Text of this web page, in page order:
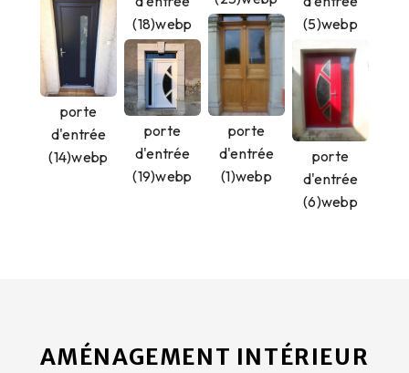
porte
d'entrée
(14)webp
(18)webp
porte
d'entrée
(19)webp
porte
d'entrée
(1)webp
(5)webp
porte
d'entrée
(6)webp
AMÉNAGEMENT INTÉRIEUR